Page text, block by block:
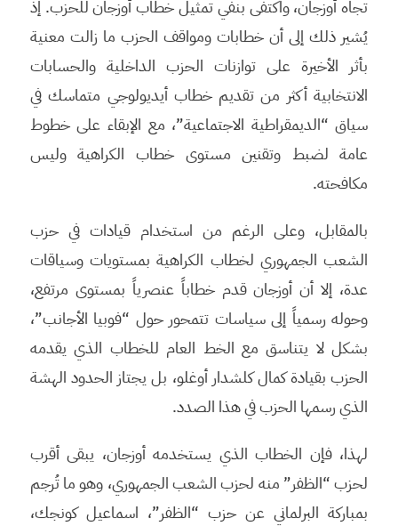
تجاه أوزجان، واكتفى بنفي تمثيل خطاب أوزجان للحزب. إذ
يُشير ذلك إلى أن خطابات ومواقف الحزب ما زالت معنية
بأثر الأخيرة على توازنات الحزب الداخلية والحسابات
الانتخابية أكثر من تقديم خطاب أيديولوجي متماسك في
سياق “الديمقراطية الاجتماعية”، مع الإبقاء على خطوط
عامة لضبط وتقنين مستوى خطاب الكراهية وليس
مكافحته.
بالمقابل، وعلى الرغم من استخدام قيادات في حزب
الشعب الجمهوري لخطاب الكراهية بمستويات وسياقات
عدة، إلا أن أوزجان قدم خطاباً عنصرياً بمستوى مرتفع،
وحوله رسمياً إلى سياسات تتمحور حول “فوبيا الأجانب”،
بشكل لا يتناسق مع الخط العام للخطاب الذي يقدمه
الحزب بقيادة كمال كلشدار أوغلو، بل يجتاز الحدود الهشة
الذي رسمها الحزب في هذا الصدد.
لهذا، فإن الخطاب الذي يستخدمه أوزجان، يبقى أقرب
لحزب “الظفر” منه لحزب الشعب الجمهوري، وهو ما تُرجم
بمباركة البرلماني عن حزب “الظفر”، اسماعيل كونجك،